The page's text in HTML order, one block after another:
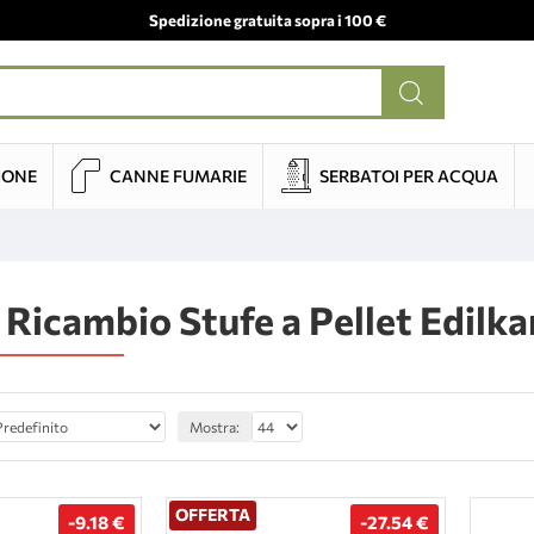
Spedizione gratuita sopra i 100 €
CANNE FUMARIE SERBATOI PER ACQUA
Stufe a Pellet
Mostra:
-9.18 € OFFERTA -27.54 €